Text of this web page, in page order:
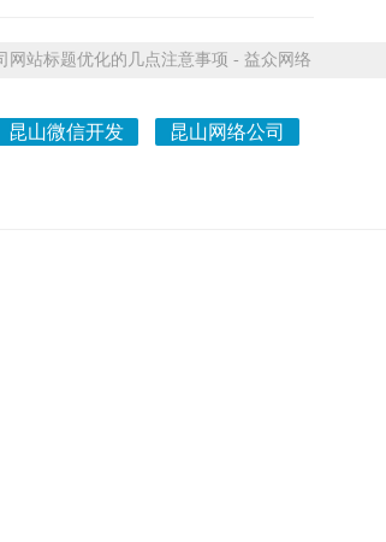
网站标题优化的几点注意事项 - 益众网络
昆山微信开发 昆山网络公司